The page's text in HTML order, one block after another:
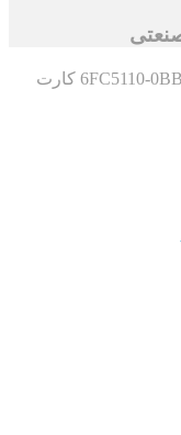
6FC5110-0BB02-0AA1 SIEMENS کارت